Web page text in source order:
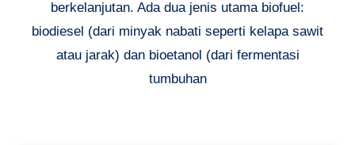
berkelanjutan. Ada dua jenis utama biofuel:
biodiesel (dari minyak nabati seperti kelapa sawit
atau jarak) dan bioetanol (dari fermentasi
tumbuhan